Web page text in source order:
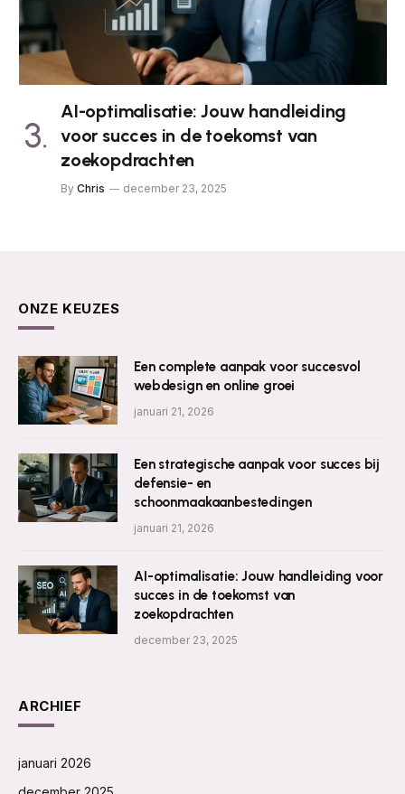
AI-optimalisatie: Jouw handleiding
voor succes in de toekomst van
zoekopdrachten
By Chris december 23, 2025
ONZE KEUZES
Een complete aanpak voor succesvol
webdesign en online groei
januari 21, 2026
Een strategische aanpak voor succes bij
defensie- en
schoonmaakaanbestedingen
januari 21, 2026
AI-optimalisatie: Jouw handleiding voor
succes in de toekomst van
zoekopdrachten
december 23, 2025
ARCHIEF
januari 2026